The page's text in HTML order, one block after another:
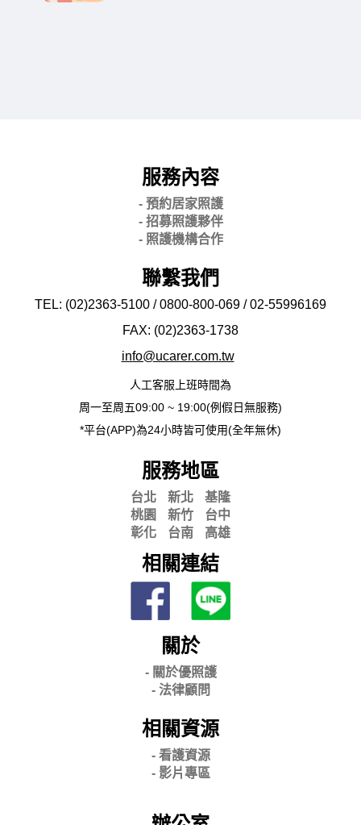
服務內容
- 預約居家照護
- 招募照護夥伴
- 照護機構合作
聯繫我們
TEL: (02)2363-5100 / 0800-800-069 / 02-55996169
FAX: (02)2363-1738
info@ucarer.com.tw
人工客服上班時間為
周一至周五09:00 ~ 19:00(例假日無服務)
*平台(APP)為24小時皆可使用(全年無休)
服務地區
台北 新北
基隆
桃園
新竹
台中
彰化
台南 高雄
相關連結
關於
- 關於優照護
- 法律顧問
相關資源
- 看護資源
- 影片專區